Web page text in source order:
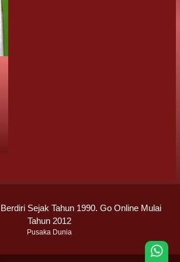
Sejak Tahun 1990. Go Online Mulai
Tahun 2012
Pusaka Dunia